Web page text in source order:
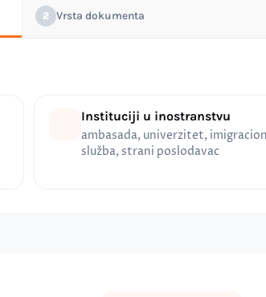
2 Vrsta dokumenta
Instituciji u inostranstvu
ambasada, univerzitet,
služba, strani poslodavac